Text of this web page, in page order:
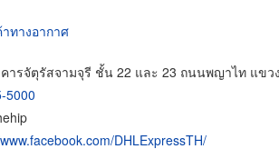
ทางอากาศ
ารจัตุรัสจามจุรี ชั้น 22 และ 23 ถนนพญาไท แข
5000
DHLExpressTH/